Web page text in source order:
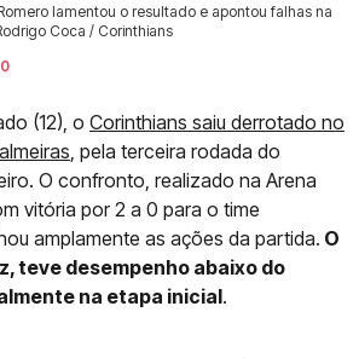
lamentou o resultado e apontou falhas na
Coca / Corinthians
0
(12), o Corinthians saiu derrotado no
, pela terceira rodada do
O confronto, realizado na Arena
vitória por 2 a 0 para o time
amplamente as ações da partida. O
teve desempenho abaixo do
na etapa inicial.